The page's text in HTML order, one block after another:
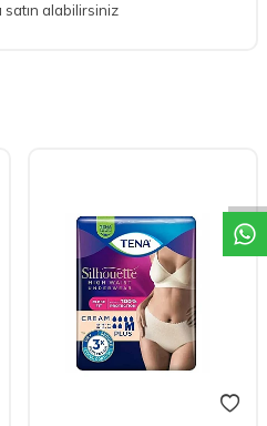
alabilirsiniz